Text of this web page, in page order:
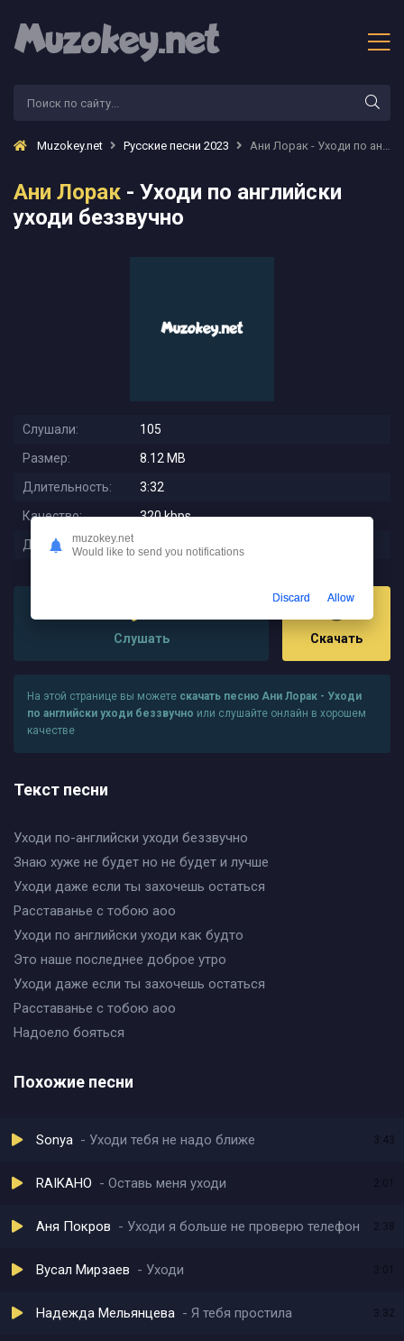
Muzokey.net Русские песни 2023 Ани Лорак - Уходи по английски уходи беззвучно
Ани Лорак - Уходи по английски
уходи беззвучно
Слушали:
105
Размер:
8.12 MB
Длительность:
3:32
Качество:
320 kbps
Дата релиза:
2024-01-16 15:13:56
Слушать Скачать
На этой странице вы можете скачать песню Ани Лорак - Уходи
по английски уходи беззвучно или слушайте онлайн в хорошем
качестве
Текст песни
Уходи по-английски уходи беззвучно
Знаю хуже не будет но не будет и лучше
Уходи даже если ты захочешь остаться
Расставанье с тобою аоо
Уходи по английски уходи как будто
Это наше последнее доброе утро
Уходи даже если ты захочешь остаться
Расставанье с тобою аоо
Надоело бояться
Похожие песни
Sonya Уходи тебя не надо ближе 3:43
RAIKAHO Оставь меня уходи
Аня Покров Уходи я больше не проверю телефон 2:38
Вусал Мирзаев Уходи
Надежда Мельянцева Я тебя простила 3:32
muzokey.net
Would like to send you notifications
Discard Allow